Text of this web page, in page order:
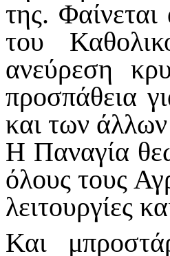
της. Φαίνεται
του
ανεύρεση
προσπάθεια
και των
Η Παναγία
όλους τους
λειτουργίες
Και